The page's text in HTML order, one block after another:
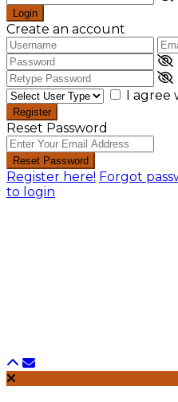
Login
Create an account
I agree
Register
Reset Password
Reset Password
Register here! Forgot
to login